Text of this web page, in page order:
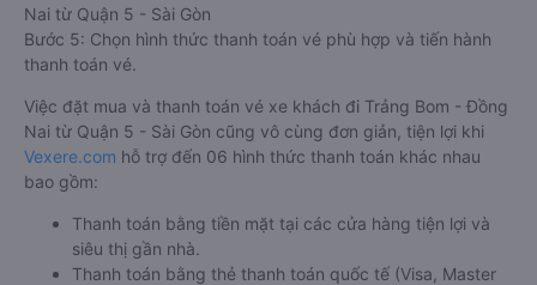
Nai từ Quận 5 - Sài Gòn
Bước 5: Chọn hình thức thanh toán vé phù hợp và tiến hành
thanh toán vé.
Việc đặt mua và thanh toán vé xe khách đi Trảng Bom - Đồng
Nai từ Quận 5 - Sài Gòn cũng vô cùng đơn giản, tiện lợi khi
Vexere.com hỗ trợ đến 06 hình thức thanh toán khác nhau
bao gồm:
Thanh toán bằng tiền mặt tại các cửa hàng tiện lợi và
siêu thị gần nhà.
Thanh toán bằng thẻ thanh toán quốc tế (Visa, Master